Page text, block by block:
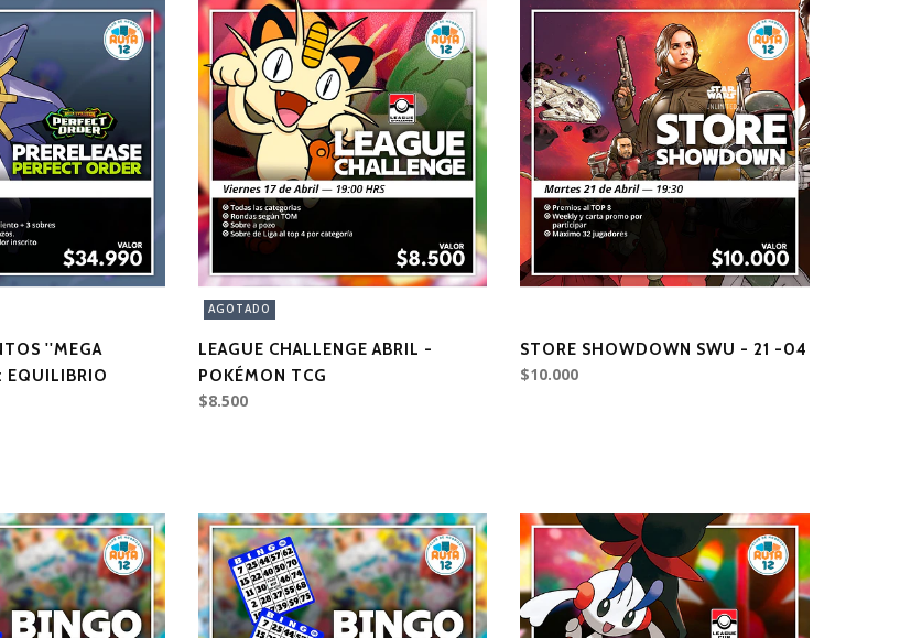
''MEGA
EQUILIBRIO
AGOTADO
LEAGUE CHALLENGE ABRIL -
POKÉMON TCG
$8.500
STORE SHOWDOWN SWU - 21 -04
$10.000